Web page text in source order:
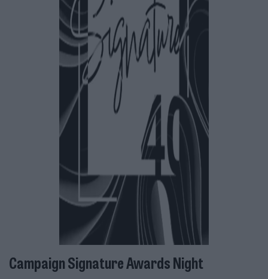
Campaign Signature Awards Night